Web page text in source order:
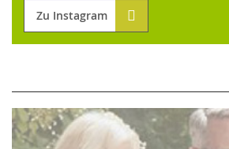
Zu Instagram